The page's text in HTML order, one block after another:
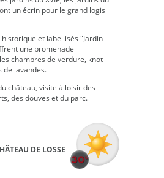
un écrin pour le grand logis
et labellisés "Jardin
une promenade
chambres de verdure, knot
de lavandes.
château, visite à loisir des
des douves et du parc.
DE LOSSE